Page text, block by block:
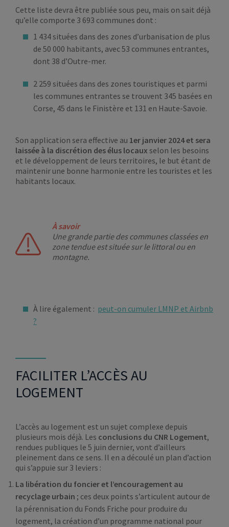
Cette liste devra être publiée sous peu, mais on sait déjà
qu’elle comporte 3 693 communes dont :
1 434 situées dans des zones d’urbanisation de plus
de 50 000 habitants, avec 53 communes entrantes,
dont 38 d’Outre-mer.
2 259 situées dans des zones touristiques et parmi
les communes entrantes se trouvent 345 basées en
Corse, 45 dans le Finistère et 131 en Haute-Savoie.
Son application sera effective au 1er janvier 2024et sera
laissée à la discrétion des élus locaux selon les besoins
et le développement de leurs territoires, le but étant de
maintenir une bonne harmonie entre les touristes et les
habitants locaux.
À savoir
Une grande partie des communes classées en
zone tendue est située sur le littoral ou en
montagne.
À lire également : peut-on cumuler LMNP et Airbnb
?
FACILITER L’ACCÈS AU
LOGEMENT
L’accès au logement est un sujet complexe depuis
plusieurs mois déjà. Les conclusions du CNR Logement,
rendues publiques le 5 juin dernier, vont d’ailleurs
pleinement dans ce sens. Il en a découlé un plan d’action
qui s’appuie sur 3 leviers :
La libération du foncier et l’encouragement au
recyclage urbain ; ces deux points s’articulent autour de
la pérennisation du Fonds Friche pour produire du
logement, la création d’un programme national pour